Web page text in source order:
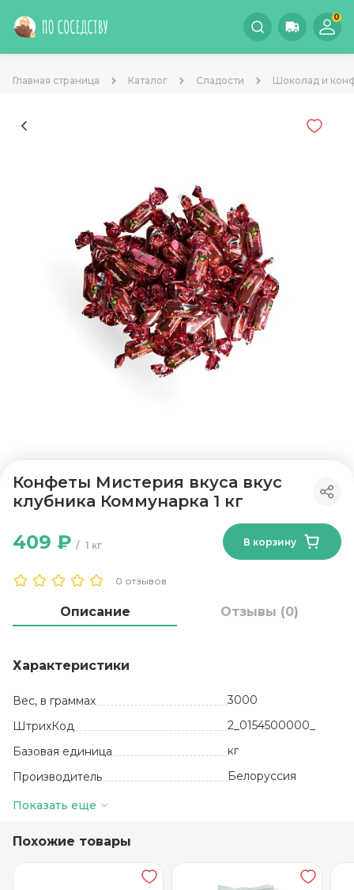
0
Главная страница Каталог Сладости Шоколад и
Конфеты Мистерия вкуса вкус
клубника Коммунарка 1 кг
0 отзывов
1 кг
409 ₽ В корзину
Описание Отзывы (0)
Характеристики
Вес, в граммах
3000
ШтрихКод
2_0154500000_
Базовая единица
кг
Производитель
Белоруссия
Вид
Температура хранения
Показать еще
Похожие товары